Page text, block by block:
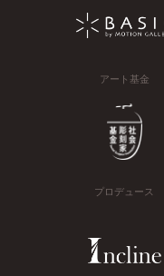
アート基金
プロデュース